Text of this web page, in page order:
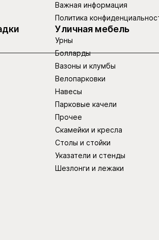
Важная информация
Политика
Уличная мебель
Урны
Болларды
Вазоны и клумбы
Велопарковки
Навесы
Парковые качели
Прочее
Скамейки и кресла
Столы и стойки
Указатели и стенды
Шезлонги и лежаки